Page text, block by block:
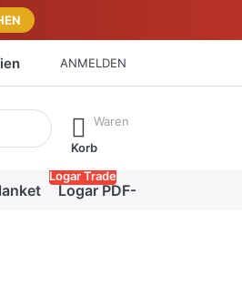
ANMELDEN
Sie die Eingabetaste, um alle
Waren
Korb
Logar PDF-Katalog
Logar Trade